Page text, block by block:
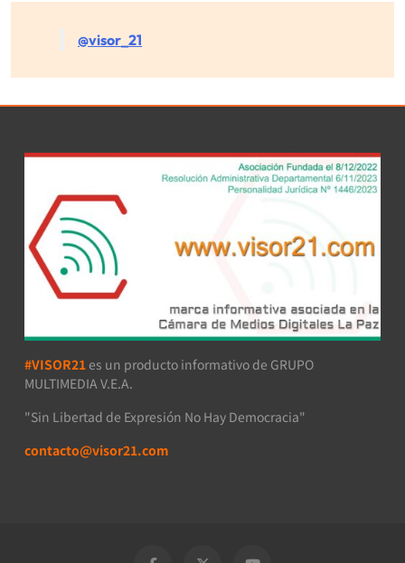
@visor_21
#VISOR21 es un producto informativo de GRUPO
MULTIMEDIA V.E.A.
"Sin Libertad de Expresión No Hay Democracia"
contacto@visor21.com